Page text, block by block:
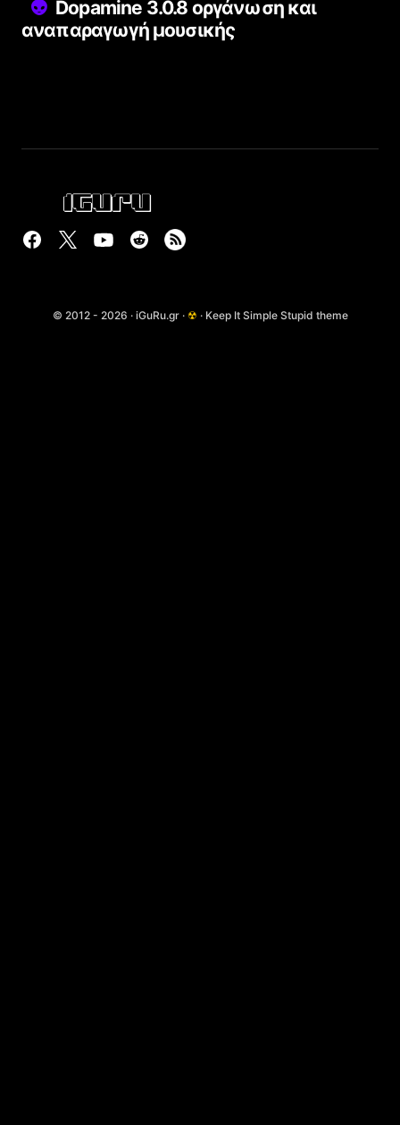
Dopamine 3.0.8 οργάνωση και
αναπαραγωγή μουσικής
© 2012 - 2026 · iGuRu.gr · ☢ · Keep It Simple Stupid theme